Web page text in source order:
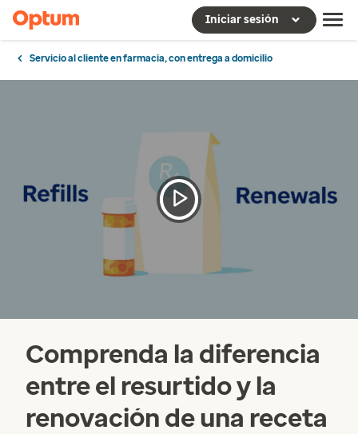
Iniciar sesión
Servicio al cliente en farmacia, con entrega a domicilio
Comprenda la diferencia
entre el resurtido y la
renovación de una receta